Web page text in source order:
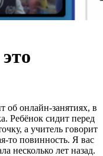
об онлайн-занятиях, в
Ребёнок сидит перед
а учитель говорит
то повинность. Я вас
несколько лет назад.